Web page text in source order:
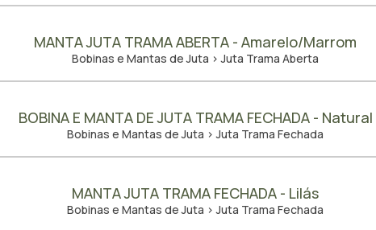
MANTA JUTA TRAMA ABERTA - Amarelo/Marrom
Bobinas e Mantas de Juta > Juta Trama Aberta
BOBINA E MANTA DE JUTA TRAMA FECHADA - Natural
Bobinas e Mantas de Juta > Juta Trama Fechada
MANTA JUTA TRAMA FECHADA - Lilás
Bobinas e Mantas de Juta > Juta Trama Fechada